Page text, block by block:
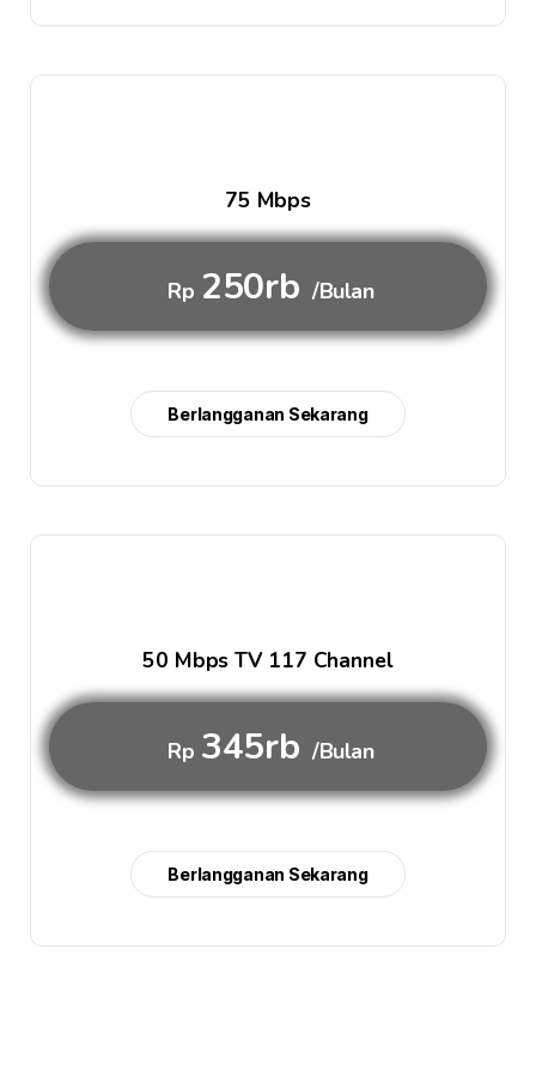
75 Mbps
Rp 250rb /Bulan
Berlangganan Sekarang
50 Mbps TV 117 Channel
Rp 345rb /Bulan
Berlangganan Sekarang